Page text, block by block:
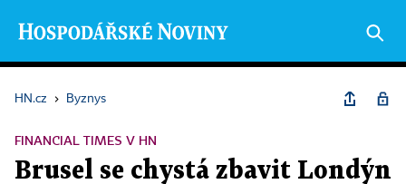
HN.cz › Byznys
FINANCIAL TIMES V HN
Brusel se chystá zbavit Londýn